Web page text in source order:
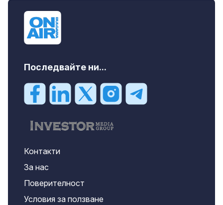
Последвайте ни...
Контакти
За нас
Поверителност
Условия за ползване